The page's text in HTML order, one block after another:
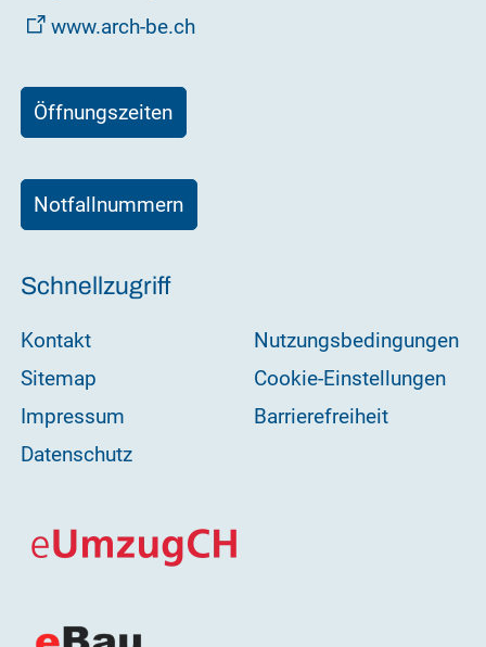
www.arch-be.ch
Öffnungszeiten
Notfallnummern
Schnellzugriff
Kontakt
Sitemap
Impressum
Datenschutz
Nutzungsbedingungen
Cookie-Einstellungen
Barrierefreiheit